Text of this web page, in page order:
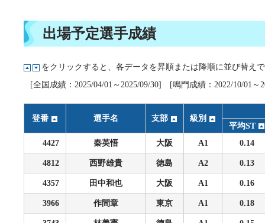
過去の優勝戦レース
徳島支部選手一覧
新人選手紹介
出場予定選手成績
をクリックすると、各データを昇順または降順に並び替え
[全国成績：2025/04/01～2025/09/30] [鳴門成績：2022/10/01～
登番 選手名 支部
級別
平均ST
4427
秦英悟 大阪 A1 0.14
4812 西野雄貴 徳島 A2 0.13
4357 田中和也 大阪 A1 0.16
3966 作間章 東京 A1 0.18